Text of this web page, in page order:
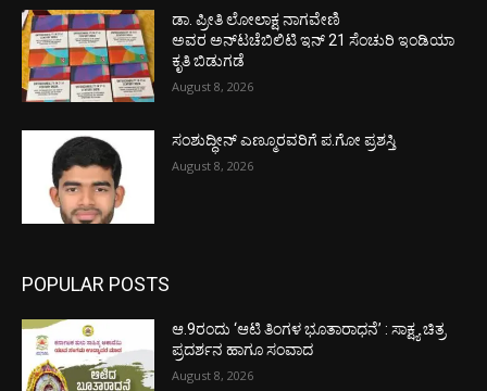
ಡಾ. ಪ್ರೀತಿ ಲೋಲಾಕ್ಷ ನಾಗವೇಣಿ
ಅವರ ಅನ್‌ಟಚೆಬಿಲಿಟಿ ಇನ್ 21 ಸೆಂಚುರಿ ಇಂಡಿಯಾ
ಕೃತಿ ಬಿಡುಗಡೆ
August 8, 2026
ಸಂಶುದ್ಧೀನ್ ಎಣ್ಮೂರವರಿಗೆ ಪ.ಗೋ ಪ್ರಶಸ್ತಿ
August 8, 2026
POPULAR POSTS
ಆ.9ರಂದು ‘ಆಟಿ ತಿಂಗಳ ಭೂತಾರಾಧನೆ’ : ಸಾಕ್ಷ್ಯ ಚಿತ್ರ
ಪ್ರದರ್ಶನ ಹಾಗೂ ಸಂವಾದ
August 8, 2026